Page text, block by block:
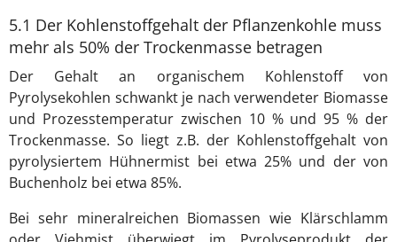
5.1 Der Kohlenstoffgehalt der Pflanzenkohle muss
mehr als 50% der Trockenmasse betragen
Der Gehalt an organischem Kohlenstoff von
Pyrolysekohlen schwankt je nach verwendeter Biomasse
und Prozesstemperatur zwischen 10 % und 95 % der
Trockenmasse. So liegt z.B. der Kohlenstoffgehalt von
pyrolysiertem Hühnermist bei etwa 25% und der von
Buchenholz bei etwa 85%.
Bei sehr mineralreichen Biomassen wie Klärschlamm